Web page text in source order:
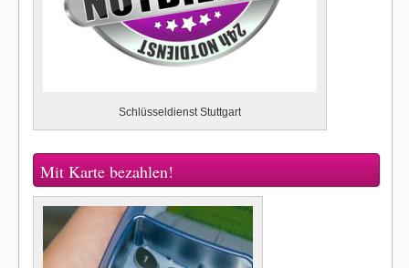
Schlüsseldienst Stuttgart
Mit Karte bezahlen!